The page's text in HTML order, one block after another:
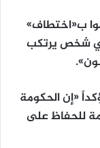
ب«اختطاف»
أي شخص يرتكب
«إن الحكومة
للحفاظ على